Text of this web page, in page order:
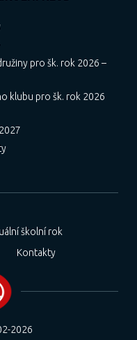
pro šk. rok 2026 –
klubu pro šk. rok 2026
školní rok
Kontakty
2026